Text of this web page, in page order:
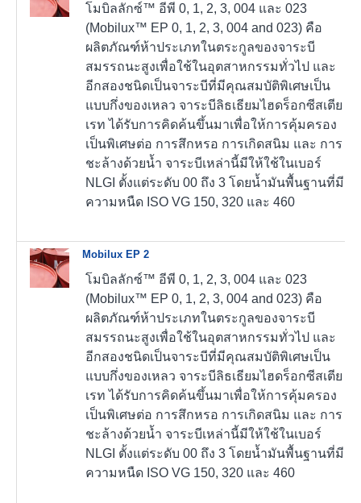
โมบิลลักซ์™ อีพี 0, 1, 2, 3, 004 และ 023
(Mobilux™ EP 0, 1, 2, 3, 004 and 023) คือ
ผลิตภัณฑ์ห้าประเภทในตระกูลของจาระบี
สมรรถนะสูงเพื่อใช้ในอุตสาหกรรมทั่วไป และ
อีกสองชนิดเป็นจาระบีที่มีคุณสมบัติพิเศษเป็น
แบบกึ่งของเหลว จาระบีลิธเธียมไฮดร็อกซีสเตีย
เรท ได้รับการคิดค้นขึ้นมาเพื่อให้การคุ้มครอง
เป็นพิเศษต่อ การสึกหรอ การเกิดสนิม และ การ
ชะล้างด้วยน้ำ จาระบีเหล่านี้มีให้ใช้ในเบอร์
NLGI ตั้งแต่ระดับ 00 ถึง 3 โดยน้ำมันพื้นฐานที่มี
ความหนืด ISO VG 150, 320 และ 460
Mobilux EP 2
โมบิลลักซ์™ อีพี 0, 1, 2, 3, 004 และ 023
(Mobilux™ EP 0, 1, 2, 3, 004 and 023) คือ
ผลิตภัณฑ์ห้าประเภทในตระกูลของจาระบี
สมรรถนะสูงเพื่อใช้ในอุตสาหกรรมทั่วไป และ
อีกสองชนิดเป็นจาระบีที่มีคุณสมบัติพิเศษเป็น
แบบกึ่งของเหลว จาระบีลิธเธียมไฮดร็อกซีสเตีย
เรท ได้รับการคิดค้นขึ้นมาเพื่อให้การคุ้มครอง
เป็นพิเศษต่อ การสึกหรอ การเกิดสนิม และ การ
ชะล้างด้วยน้ำ จาระบีเหล่านี้มีให้ใช้ในเบอร์
NLGI ตั้งแต่ระดับ 00 ถึง 3 โดยน้ำมันพื้นฐานที่มี
ความหนืด ISO VG 150, 320 และ 460